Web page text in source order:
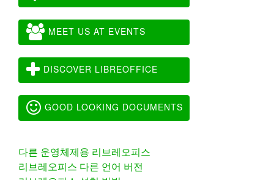
MEET US AT EVENTS
DISCOVER LIBREOFFICE
GOOD LOOKING DOCUMENTS
다른 운영체제용 리브레오피스
리브레오피스 다른 언어 버전